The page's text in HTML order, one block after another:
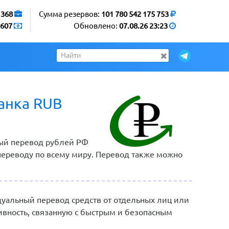
Сумма резервов: 101 780 542 175 753
Обновлено: 07.08.26 23:23
607
RUB
перевод рублей РФ
по всему миру. Перевод также можно
перевод средств от отдельных лиц или
связанную с быстрым и безопасным